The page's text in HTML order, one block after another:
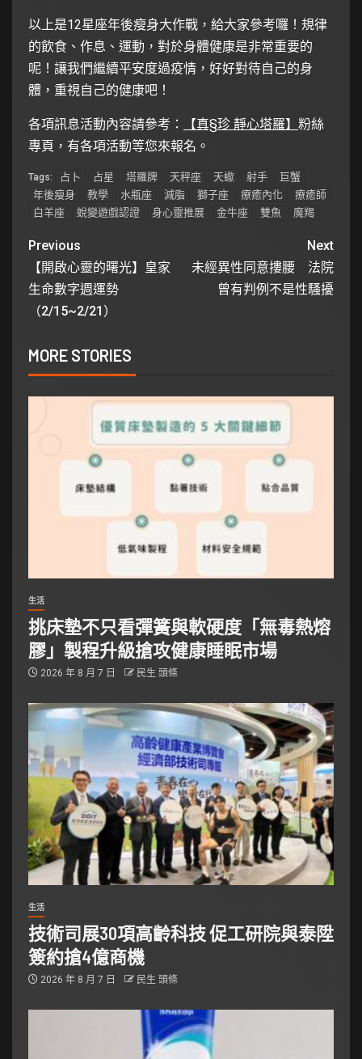
以上是12星座年後瘦身大作戰，給大家參考囉！規律
的飲食、作息、運動，對於身體健康是非常重要的
呢！讓我們繼續平安度過疫情，好好對待自己的身
體，重視自己的健康吧！
各項訊息活動內容請參考： 【真§珍 靜心塔羅】 粉絲
專頁，有各項活動等您來報名。
Tags: 占卜 占星 塔羅牌 天秤座 天蠍 射手
巨蟹
年後瘦身
教學 水瓶座 減脂 獅子座 療癒內化
療癒師
白羊座
蛻變遊戲認證 身心靈推展 金牛座 雙魚 魔羯
Previous
【開啟心靈的曙光】皇家
生命數字週運勢
（2/15~2/21）
Next
未經異性同意摟腰 法院
曾有判例不是性騷擾
MORE STORIES
生活
挑床墊不只看彈簧與軟硬度「無毒熱熔
膠」製程升級搶攻健康睡眠市場
2026 年 8 月 7 日 民生 頭條
生活
技術司展30項高齡科技 促工研院與泰陞
簽約搶4億商機
2026 年 8 月 7 日 民生 頭條